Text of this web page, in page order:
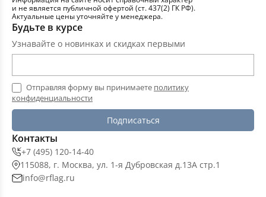
и не является публичной офертой (ст. 437(2) ГК РФ).
Актуальные цены уточняйте у менеджера.
Будьте в курсе
Узнавайте о новинках и скидках первыми
Отправляя форму вы принимаете политику
конфиденциальности
Подписаться
Контакты
+7 (495) 120-14-40
115088, г. Москва, ул. 1-я Дубровская д.13А стр.1
info@rflag.ru